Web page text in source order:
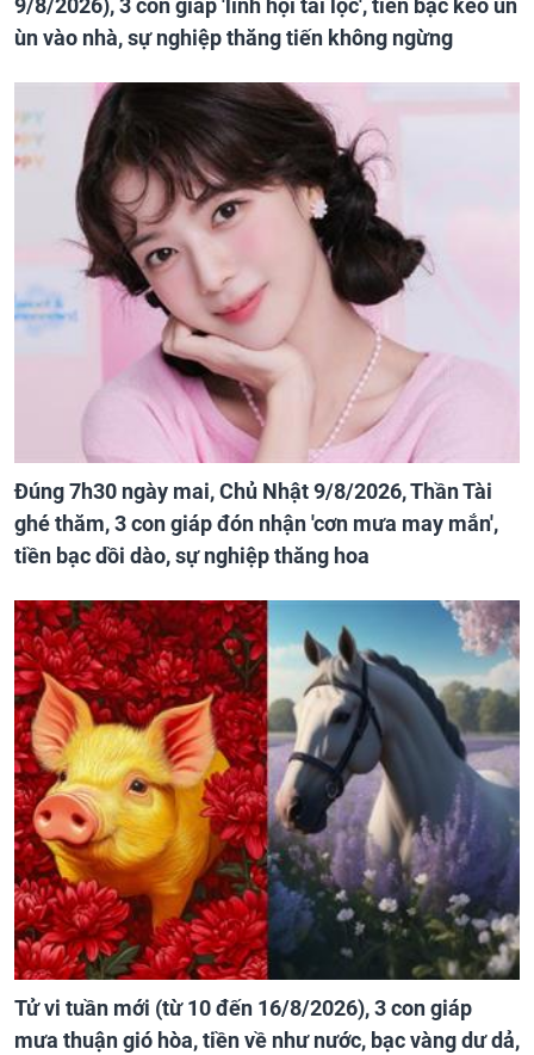
9/8/2026), 3 con giáp 'lĩnh hội tài lộc', tiền bạc kéo ùn
ùn vào nhà, sự nghiệp thăng tiến không ngừng
Đúng 7h30 ngày mai, Chủ Nhật 9/8/2026, Thần Tài
ghé thăm, 3 con giáp đón nhận 'cơn mưa may mắn',
tiền bạc dồi dào, sự nghiệp thăng hoa
Tử vi tuần mới (từ 10 đến 16/8/2026), 3 con giáp
mưa thuận gió hòa, tiền về như nước, bạc vàng dư dả,